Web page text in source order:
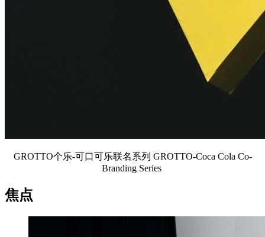
GROTTO个乐-可口可乐联名系列 GROTTO-Coca Cola Co-
Branding Series
焦点